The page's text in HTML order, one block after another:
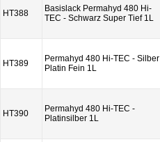
HT388
Basislack Permahyd 480 Hi-
TEC - Schwarz Super Tief 1L
HT389
Permahyd 480 Hi-TEC - Silber
Platin Fein 1L
HT390
Permahyd 480 Hi-TEC -
Platinsilber 1L